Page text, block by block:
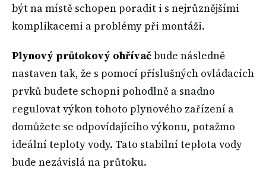
být na místě schopen poradit i s nejrůznějšími
komplikacemi a problémy při montáži.
Plynový průtokový ohřívačbude následně
nastaven tak, že s pomocí příslušných ovládacích
prvků budete schopni pohodlně a snadno
regulovat výkon tohoto plynového zařízení a
domůžete se odpovídajícího výkonu, potažmo
ideální teploty vody. Tato stabilní teplota vody
bude nezávislá na průtoku.